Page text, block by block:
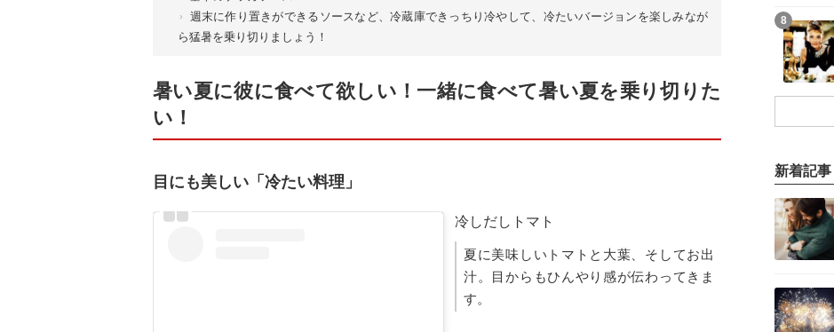
週末に作り置きができるソースなど、冷蔵庫できっちり冷やして、冷たいバージョンを楽しみなが
ら猛暑を乗り切りましょう！
暑い夏に彼に食べて欲しい！一緒に食べて暑い夏を乗り切りた
い！
目にも美しい「冷たい料理」
冷しだしトマト
夏に美味しいトマトと大葉、そしてお出
汁。目からもひんやり感が伝わってきま
す。
8
新着記事